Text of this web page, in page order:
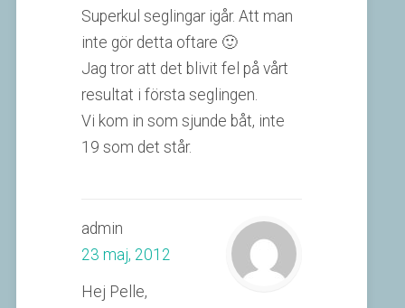
Superkul seglingar igår. Att man
inte gör detta oftare 🙂
Jag tror att det blivit fel på vårt
resultat i första seglingen.
Vi kom in som sjunde båt, inte
19 som det står.
admin
23 maj, 2012
Hej Pelle,